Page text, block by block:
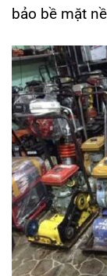
bảo bề mặt